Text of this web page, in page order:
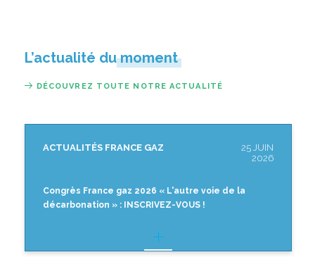
L’actualité du moment
DÉCOUVREZ TOUTE NOTRE ACTUALITÉ
ACTUALITÉS FRANCE GAZ
25 JUIN
2026
Congrès France gaz 2026 « L'autre voie de la
décarbonation » : INSCRIVEZ-VOUS !